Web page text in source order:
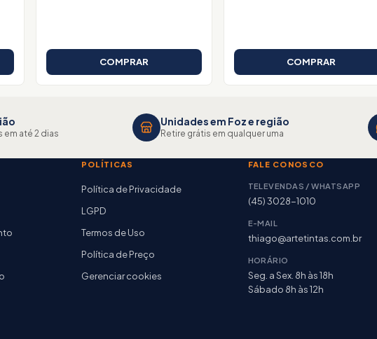
COMPRAR COMPRAR
em até 2 dias
Unidades em Foz e região
Retire grátis em qualquer uma
POLÍTICAS
Política de Privacidade
LGPD
Termos de Uso
Política de Preço
Gerenciar cookies
FALE CONOSCO
TELEVENDAS / WHATSAPP
(45) 3028-1010
E-MAIL
thiago@artetintas.com.br
HORÁRIO
Seg. a Sex. 8h às 18h
Sábado 8h às 12h